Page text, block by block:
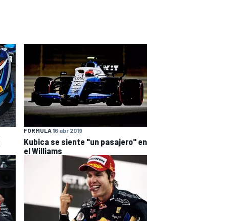
FÓRMULA 16 abr 2019
Kubica se siente "un pasajero" en
el Williams